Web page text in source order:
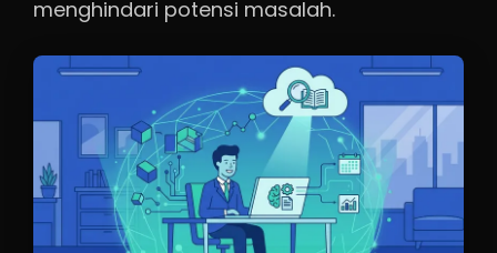
menghindari potensi masalah.